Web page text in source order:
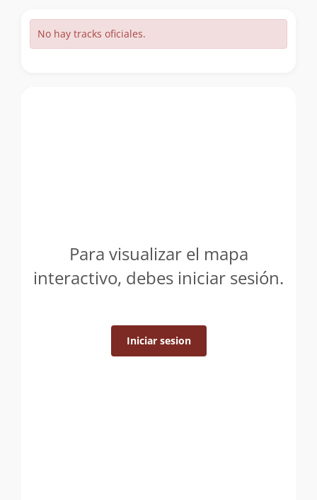
No hay tracks oficiales.
Para visualizar el mapa
interactivo, debes iniciar sesión.
Iniciar sesion